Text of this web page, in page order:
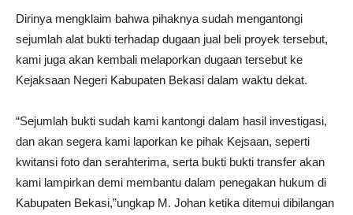
Dirinya mengklaim bahwa pihaknya sudah mengantongi
sejumlah alat bukti terhadap dugaan jual beli proyek tersebut,
kami juga akan kembali melaporkan dugaan tersebut ke
Kejaksaan Negeri Kabupaten Bekasi dalam waktu dekat.
“Sejumlah bukti sudah kami kantongi dalam hasil investigasi,
dan akan segera kami laporkan ke pihak Kejsaan, seperti
kwitansi foto dan serahterima, serta bukti bukti transfer akan
kami lampirkan demi membantu dalam penegakan hukum di
Kabupaten Bekasi,”ungkap M. Johan ketika ditemui dibilangan